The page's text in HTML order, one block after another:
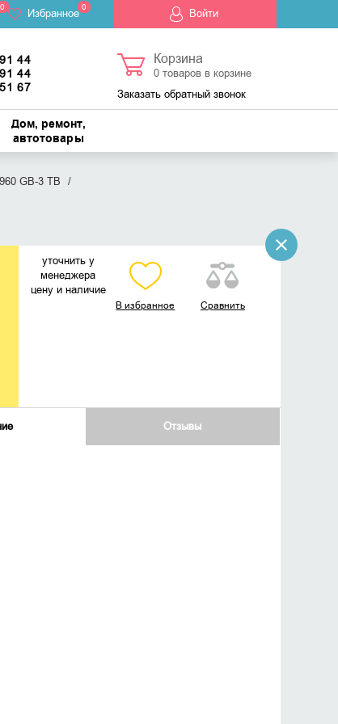
0 Избранное 0 Войти
44
44
67
Корзина
0товаров в корзине
Заказать обратный звонок
Дом, ремонт,
автотовары
960 GB-3 TB
уточнить у
менеджера
цену и наличие
В избранное Сравнить
Отзывы